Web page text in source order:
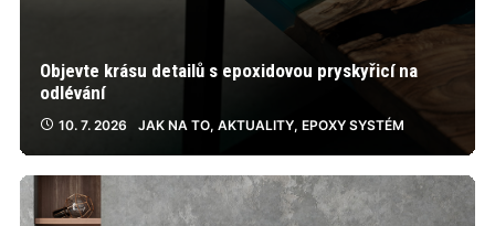
Objevte krásu detailů s epoxidovou pryskyřicí na
odlévání
10. 7. 2026 JAK NA TO, AKTUALITY, EPOXY SYSTÉM